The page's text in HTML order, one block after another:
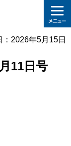
：2026年5月15日
11日号